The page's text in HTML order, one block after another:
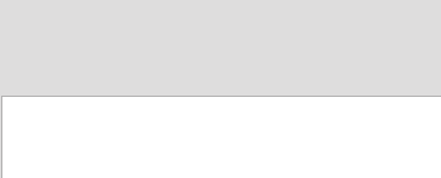
www.angel-area.com